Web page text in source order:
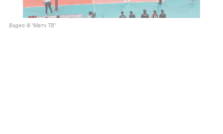
Видео © "Матч ТВ"